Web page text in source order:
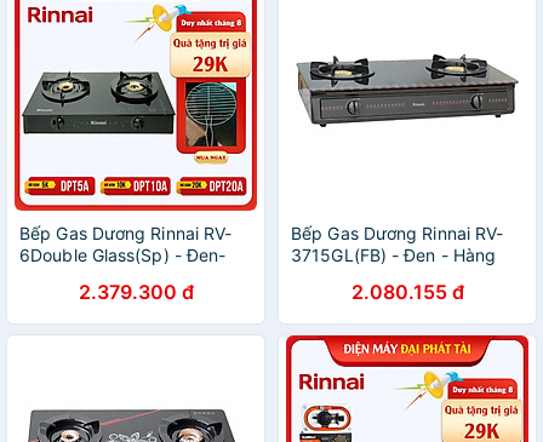
Bếp Gas Dương Rinnai RV-
6Double Glass(Sp) - Đen-
2.379.300 đ
Bếp Gas Dương Rinnai RV-
3715GL(FB) - Đen - Hàng
2.080.155 đ